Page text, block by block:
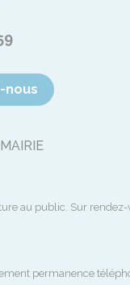
nous
au public. Sur rendez-
permanence